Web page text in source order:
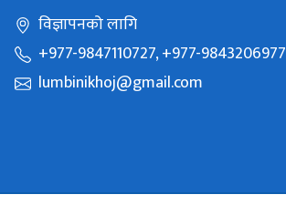
विज्ञापनको लागि
+977-9847110727, +977-9843206977
lumbinikhoj@gmail.com